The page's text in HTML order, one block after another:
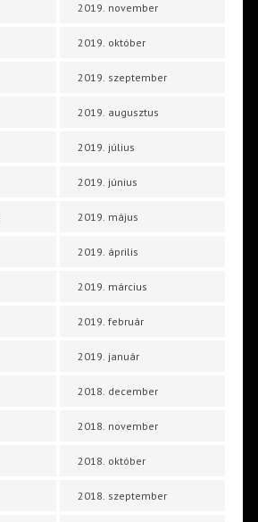
2019. november
2019. október
2019. szeptember
2019. augusztus
2019. július
2019. június
2019. május
2019. április
2019. március
2019. február
2019. január
2018. december
2018. november
2018. október
2018. szeptember